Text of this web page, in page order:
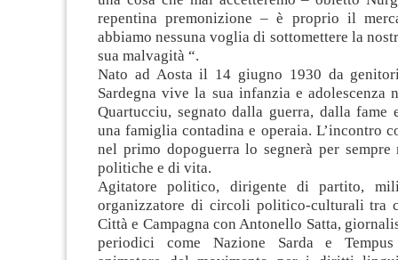
repentina premonizione – è proprio il
abbiamo nessuna voglia di sottomettere la
sua malvagità “.
Nato ad Aosta il 14 giugno 1930 da
Sardegna vive la sua infanzia e adolescenza
Quartucciu, segnato dalla guerra, dalla fame
una famiglia contadina e operaia. L’incontro
nel primo dopoguerra lo segnerà per sempre
politiche e di vita.
Agitatore politico, dirigente di partito,
organizzatore di circoli politico-culturali tra
Città e Campagna con Antonello Satta,
periodici come Nazione Sarda e